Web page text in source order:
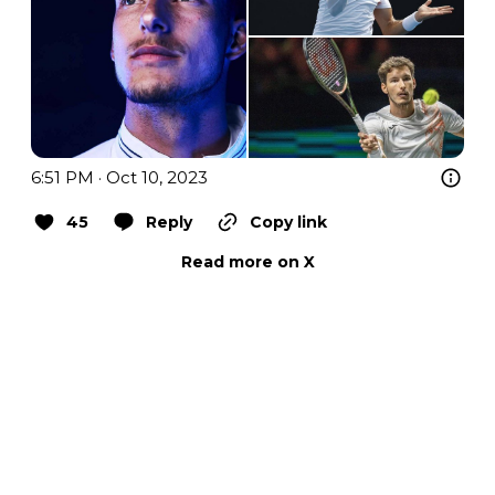
6:51 PM · Oct 10, 2023
45 Reply
Copy link
Read more on X